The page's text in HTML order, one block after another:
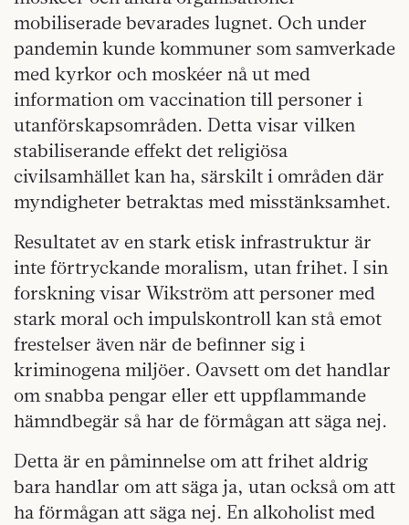
mobiliserade bevarades lugnet. Och under
pandemin kunde kommuner som samverkade
med kyrkor och moskéer nå ut med
information om vaccination till personer i
utanförskapsområden. Detta visar vilken
stabiliserande effekt det religiösa
civilsamhället kan ha, särskilt i områden där
myndigheter betraktas med misstänksamhet.
Resultatet av en stark etisk infrastruktur är
inte förtryckande moralism, utan frihet. I sin
forskning visar Wikström att personer med
stark moral och impulskontroll kan stå emot
frestelser även när de befinner sig i
kriminogena miljöer. Oavsett om det handlar
om snabba pengar eller ett uppflammande
hämndbegär så har de förmågan att säga nej.
Detta är en påminnelse om att frihet aldrig
bara handlar om att säga ja, utan också om att
ha förmågan att säga nej. En alkoholist med